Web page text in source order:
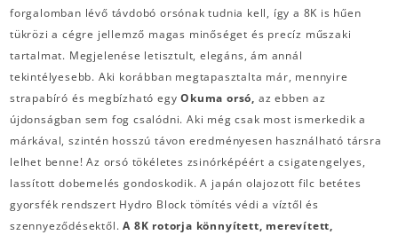
forgalomban lévő távdobó orsónak tudnia kell, így a 8K is hűen
tükrözi a cégre jellemző magas minőséget és precíz műszaki
tartalmat. Megjelenése letisztult, elegáns, ám annál
tekintélyesebb. Aki korábban megtapasztalta már, mennyire
strapabíró és megbízható egyOkuma orsó, az ebben az
újdonságban sem fog csalódni. Aki még csak most ismerkedik a
márkával, szintén hosszú távon eredményesen használható társra
lelhet benne! Az orsó tökéletes zsinórképéért a csigatengelyes,
lassított dobemelés gondoskodik. A japán olajozott filc betétes
gyorsfék rendszert Hydro Block tömítés védi a víztől és
szennyeződésektől. A 8K rotorja könnyített, merevített,